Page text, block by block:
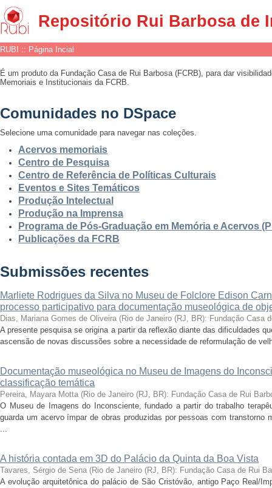
Repositório Rui Barbosa de
RUBI :: Página Incial
RUBI :: Página Incial
É um produto da Fundação Casa de Rui Barbosa (FCRB), para dar
Memoriais e Institucionais da FCRB.
Comunidades no DSpace
Selecione uma comunidade para navegar nas coleções.
Acervos memoriais
Centro de Pesquisa
Centro de Referência de Políticas Culturais
Eventos e Sites Temáticos
Produção Intelectual
Produção na Imprensa
Programa de Pós-Graduação em Memória e Acervos
Publicações da FCRB
Submissões recentes
Marliete Rodrigues da Silva no Museu de Folclore Edison
processo participativo para documentação museológica de
Dias, Mariana Gomes de Oliveira (Rio de Janeiro (RJ, BR): Fundação Casa
A presente pesquisa se origina a partir da reflexão diante das dificuldades
ascensão de novas discussões sobre a necessidade de reformulação de
Documentação museológica no Museu de Imagens do
classificação temática
Pereira, Mayara Motta (Rio de Janeiro (RJ, BR): Fundação Casa de Rui
O Museu de Imagens do Inconsciente, fundado a partir do trabalho
guarda um acervo ímpar de obras produzidas por pessoas com transtorno
...
A história contada em 3D do Palácio da Quinta da Boa Vista
Tavares, Sérgio de Sena (Rio de Janeiro (RJ, BR): Fundação Casa de Rui
A evolução arquitetônica do palácio de São Cristóvão, antigo Paço Real/